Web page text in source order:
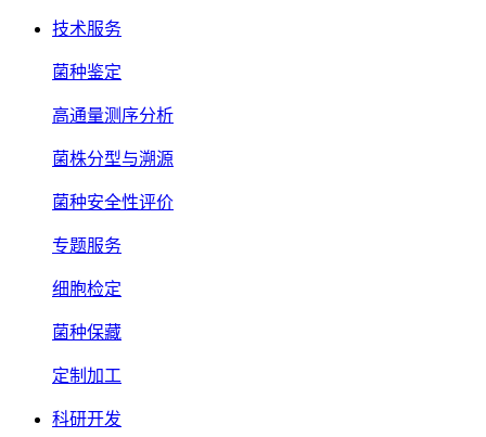
技术服务
菌种鉴定
高通量测序分析
菌株分型与溯源
菌种安全性评价
专题服务
细胞检定
菌种保藏
定制加工
科研开发